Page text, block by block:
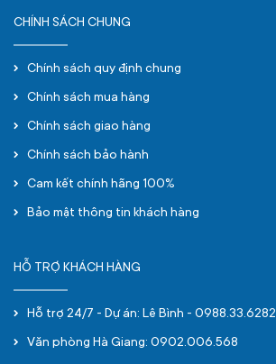
CHÍNH SÁCH CHUNG
Chính sách quy định chung
Chính sách mua hàng
Chính sách giao hàng
Chính sách bảo hành
Cam kết chính hãng 100%
Bảo mật thông tin khách hàng
HỖ TRỢ KHÁCH HÀNG
Hỗ trợ 24/7 - Dự án: Lê Bình - 0988.33.6282
Văn phòng Hà Giang: 0902.006.568